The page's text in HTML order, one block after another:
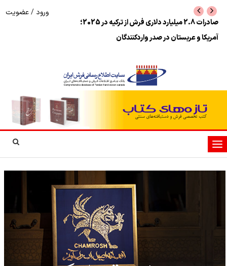
فرش ایران بر لبه‌ی فرصت!
ورود /عضویت
تغییر
وضعیت